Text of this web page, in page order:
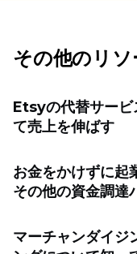
その他のリソ
Etsyの代替サービ
て売上を伸ばす
お金をかけずに起
その他の資金調達
マーチャンダイジ